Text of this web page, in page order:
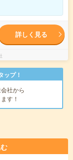
詳しく見る
プ！
社から
す！